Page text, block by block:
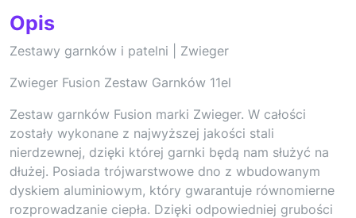
Opis
Zestawy garnków i patelni | Zwieger
Zwieger Fusion Zestaw Garnków 11el
Zestaw garnków Fusion marki Zwieger. W całości
zostały wykonane z najwyższej jakości stali
nierdzewnej, dzięki której garnki będą nam służyć na
dłużej. Posiada trójwarstwowe dno z wbudowanym
dyskiem aluminiowym, który gwarantuje równomierne
rozprowadzanie ciepła. Dzięki odpowiedniej grubości